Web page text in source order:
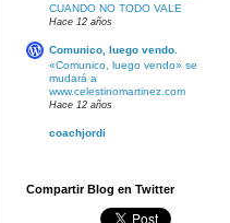
CUANDO NO TODO VALE
Hace 12 años
Comunico, luego vendo.
«Comunico, luego vendo» se
mudará a
www.celestinomartinez.com
Hace 12 años
coachjordi
Compartir Blog en Twitter